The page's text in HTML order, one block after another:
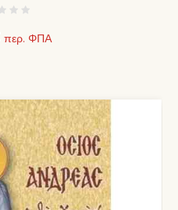
περ. ΦΠΑ